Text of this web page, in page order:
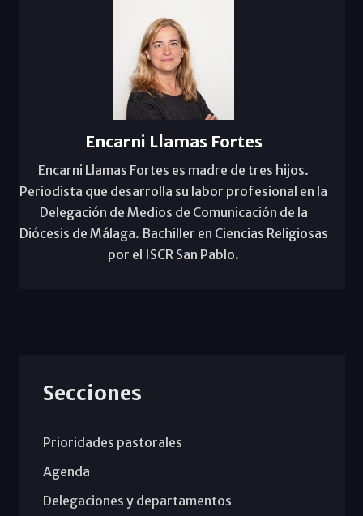
Encarni Llamas Fortes
Encarni Llamas Fortes es madre de tres hijos.
Periodista que desarrolla su labor profesional en la
Delegación de Medios de Comunicación de la
Diócesis de Málaga. Bachiller en Ciencias Religiosas
por el ISCR San Pablo.
Secciones
Prioridades pastorales
Agenda
Delegaciones y departamentos